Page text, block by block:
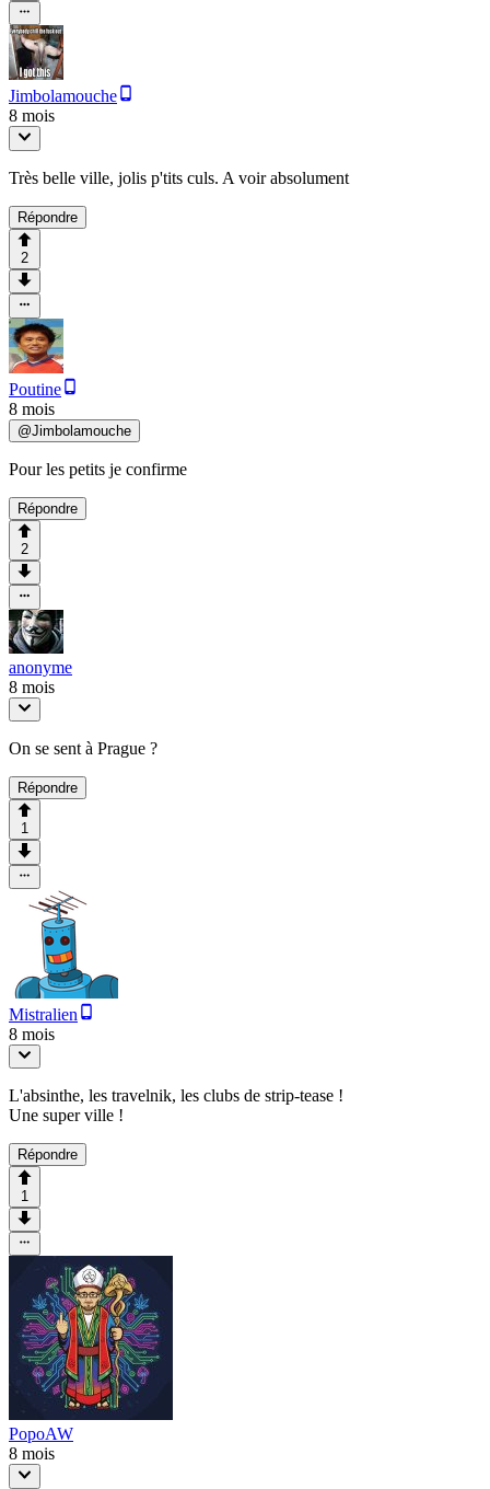
Jimbolamouche
8 mois
Très belle ville, jolis p'tits culs. A voir absolument
Répondre
2
Poutine
8 mois
@Jimbolamouche
Pour les petits je confirme
Répondre
2
anonyme
8 mois
On se sent à Prague ?
Répondre
1
Mistralien
8 mois
L'absinthe, les travelnik, les clubs de strip-tease !
Une super ville !
Répondre
1
PopoAW
8 mois